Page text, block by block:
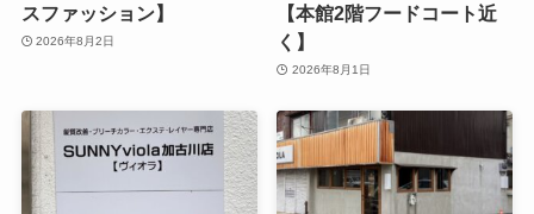
スファッション】
2026年8月2日
【本館2階フードコート近
く】
2026年8月1日